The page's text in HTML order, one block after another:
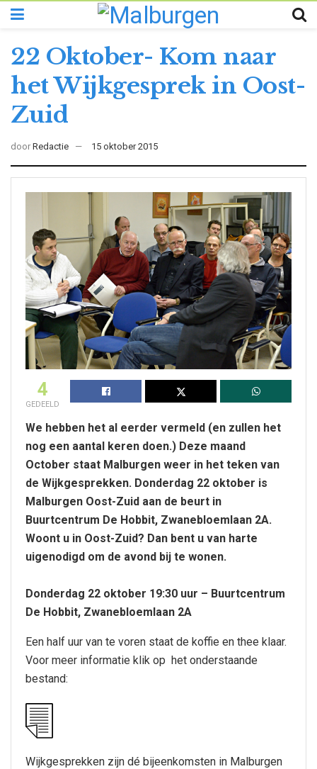
22 Oktober- Kom naar
het Wijkgesprek in Oost-
Zuid
door Redactie 15 oktober 2015
4
GEDEELD
We hebben het al eerder vermeld (en zullen het
nog een aantal keren doen.) Deze maand
October staat Malburgen weer in het teken van
de Wijkgesprekken. Donderdag 22 oktober is
Malburgen Oost-Zuid aan de beurt in
Buurtcentrum De Hobbit, Zwanebloemlaan 2A.
Woont u in Oost-Zuid? Dan bent u van harte
uigenodigd om de avond bij te wonen.
Donderdag 22 oktober 19:30 uur – Buurtcentrum
De Hobbit, Zwanebloemlaan 2A
Een half uur van te voren staat de koffie en thee klaar.
Voor meer informatie klik op het onderstaande
bestand:
Wijkgesprekken zijn dé bijeenkomsten in Malburgen